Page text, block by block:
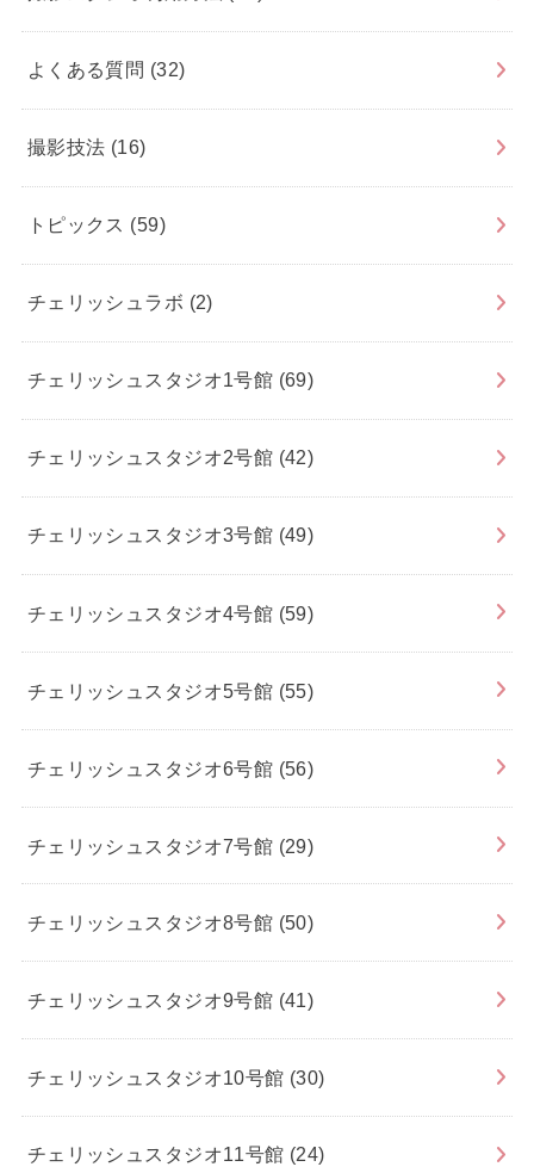
よくある質問 (32)
撮影技法 (16)
トピックス (59)
チェリッシュラボ (2)
チェリッシュスタジオ1号館 (69)
チェリッシュスタジオ2号館 (42)
チェリッシュスタジオ3号館 (49)
チェリッシュスタジオ4号館 (59)
チェリッシュスタジオ5号館 (55)
チェリッシュスタジオ6号館 (56)
チェリッシュスタジオ7号館 (29)
チェリッシュスタジオ8号館 (50)
チェリッシュスタジオ9号館 (41)
チェリッシュスタジオ10号館 (30)
チェリッシュスタジオ11号館 (24)